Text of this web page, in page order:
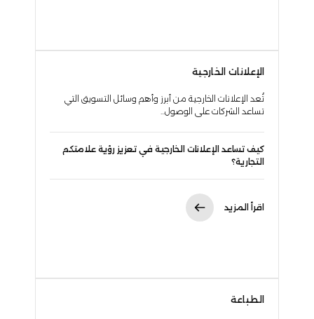
الإعلانات الخارجية
تُعد الإعلانات الخارجية من أبرز وأهم وسائل التسويق التي
تساعد الشركات على الوصول...
كيف تساعد الإعلانات الخارجية في تعزيز رؤية علامتكم
التجارية؟
اقرأ المزيد
الطباعة